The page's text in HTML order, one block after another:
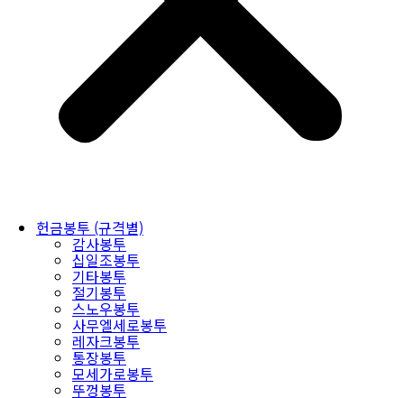
헌금봉투 (규격별)
감사봉투
십일조봉투
기타봉투
절기봉투
스노우봉투
사무엘세로봉투
레자크봉투
통장봉투
모세가로봉투
뚜껑봉투